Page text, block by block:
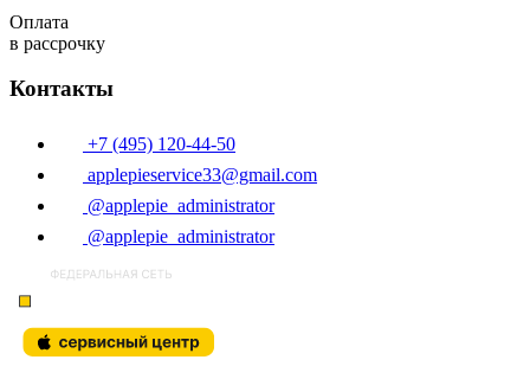
Оплата
в рассрочку
Контакты
+7 (495) 120-44-50
applepieservice33@gmail.com
@applepie_administrator
@applepie_administrator